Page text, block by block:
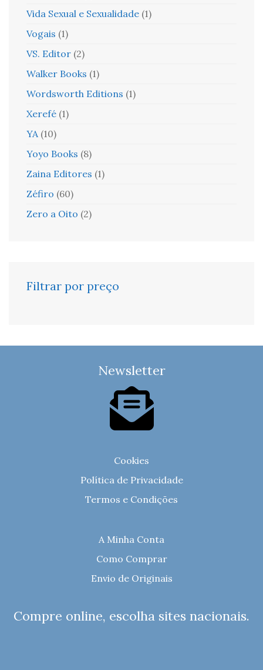
Vida Sexual e Sexualidade (1)
Vogais (1)
VS. Editor (2)
Walker Books (1)
Wordsworth Editions (1)
Xerefé (1)
YA (10)
Yoyo Books (8)
Zaina Editores (1)
Zéfiro (60)
Zero a Oito (2)
Filtrar por preço
Newsletter
Cookies
Política de Privacidade
Termos e Condições
A Minha Conta
Como Comprar
Envio de Originais
Compre online, escolha sites nacionais.